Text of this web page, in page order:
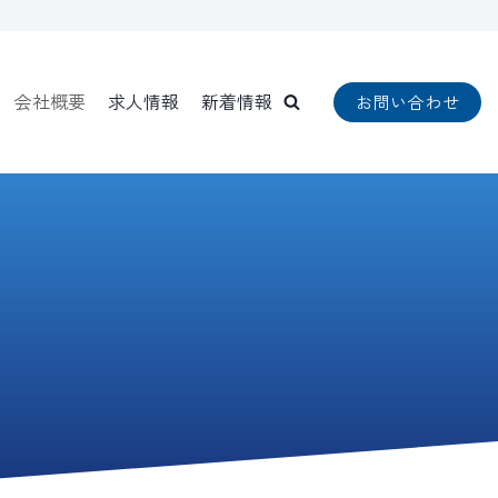
会社概要 求人情報 新着情報 お問い合わせ